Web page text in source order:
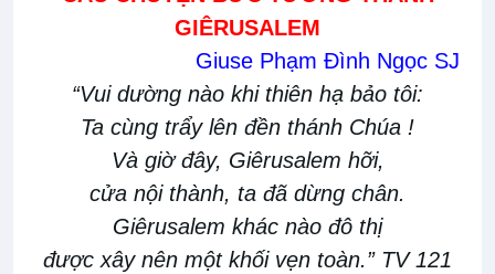
GIÊRUSALEM
Giuse Phạm Đình Ngọc SJ
“Vui dường nào khi thiên hạ bảo tôi:
Ta cùng trẩy lên đền thánh Chúa !
Và giờ đây, Giêrusalem hỡi,
cửa nội thành, ta đã dừng chân.
Giêrusalem khác nào đô thị
được xây nên một khối vẹn toàn.” TV 121